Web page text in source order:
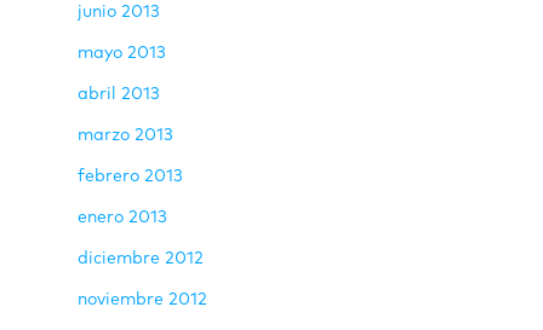
junio 2013
mayo 2013
abril 2013
marzo 2013
febrero 2013
enero 2013
diciembre 2012
noviembre 2012